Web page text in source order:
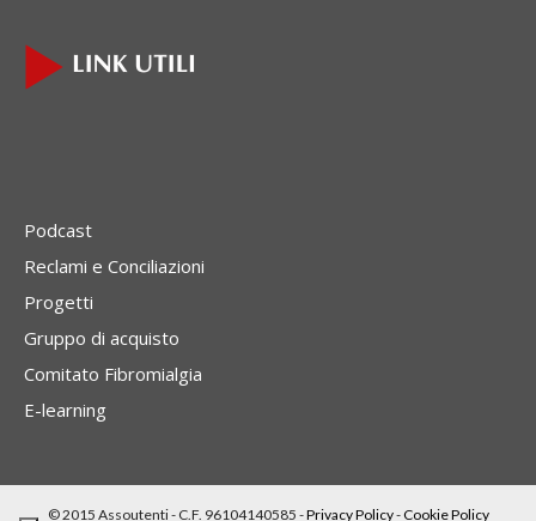
Podcast
Reclami e Conciliazioni
Progetti
Gruppo di acquisto
Comitato Fibromialgia
E-learning
© 2015 Assoutenti - C.F. 96104140585 -Privacy Policy-Cookie Policy